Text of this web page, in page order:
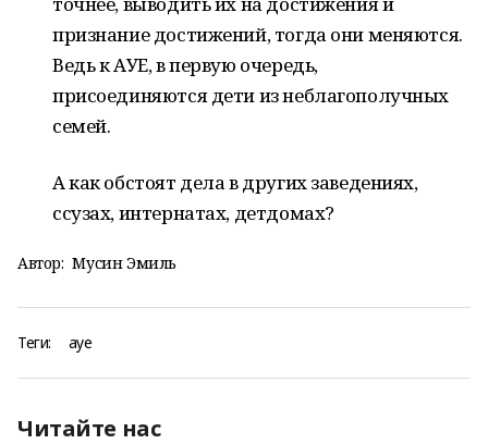
признание достижений, тогда они меняются.
Ведь к АУЕ, в первую очередь,
присоединяются дети из неблагополучных
семей.
А как обстоят дела в других заведениях,
ссузах, интернатах, детдомах?
Автор: Мусин Эмиль
Теги: ауе
Читайте нас